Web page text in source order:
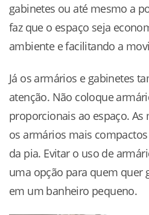
gabinetes ou até mesmo a
faz que o espaço seja
ambiente e facilitando a
Já os armários e gabinetes
atenção. Não coloque
proporcionais ao espaço. As
os armários mais
da pia. Evitar o uso de
uma opção para quem quer
em um banheiro pequeno.